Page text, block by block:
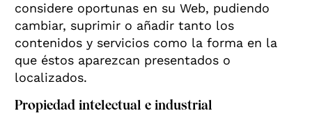
considere oportunas en su Web, pudiendo
cambiar, suprimir o añadir tanto los
contenidos y servicios como la forma en la
que éstos aparezcan presentados o
localizados.
Propiedad intelectual e industrial